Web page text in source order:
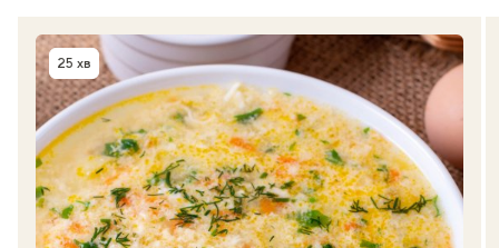
Час приготування
25 хв